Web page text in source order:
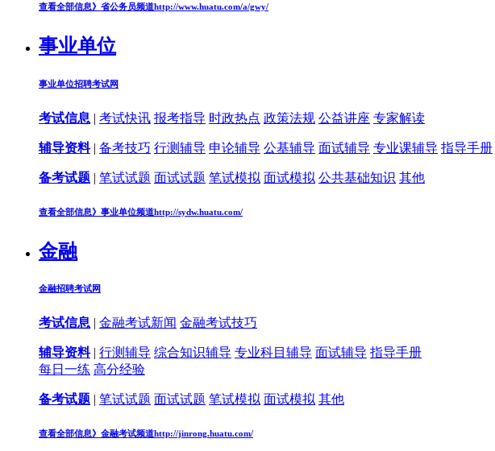
查看全部信息》 省公务员频道http://www.huatu.com/a/gwy/
事业单位
事业单位招聘考试网
考试信息 | 考试快讯 报考指导 时政热点 政策法规 公益讲座 专家解读
辅导资料| 备考技巧 行测辅导 申论辅导 公基辅导 面试辅导 专业课辅导 指导手册
备考试题 | 笔试试题 面试试题 笔试模拟 面试模拟 公共基础知识 其他
查看全部信息》 事业单位频道http://sydw.huatu.com/
金融
金融招聘考试网
考试信息 | 金融考试新闻 金融考试技巧
辅导资料| 行测辅导 综合知识辅导 专业科目辅导 面试辅导 指导手册
每日一练 高分经验
备考试题 | 笔试试题 面试试题 笔试模拟 面试模拟 其他
查看全部信息》 金融考试频道http://jinrong.huatu.com/